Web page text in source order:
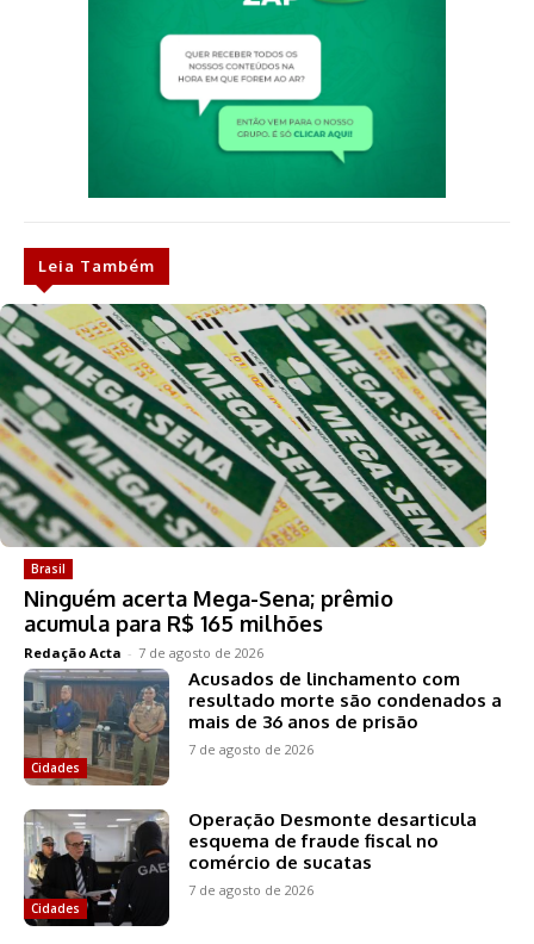
Leia Também
Brasil
Ninguém acerta Mega-Sena; prêmio
acumula para R$ 165 milhões
Redação Acta - 7 de agosto de 2026
Cidades
Acusados de linchamento com
resultado morte são condenados a
mais de 36 anos de prisão
7 de agosto de 2026
Cidades
Operação Desmonte desarticula
esquema de fraude fiscal no
comércio de sucatas
7 de agosto de 2026